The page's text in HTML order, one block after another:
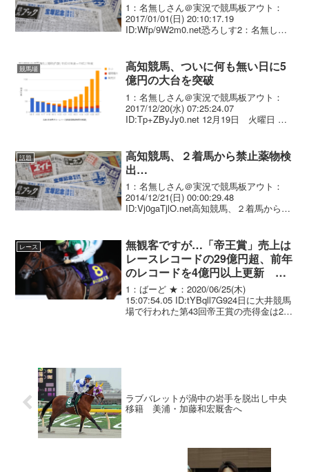
1：名無しさん＠実況で競馬板アウト：
2017/01/01(日) 20:10:17.19
ID:Wfp/9W2m0.net恐ろしす2：名無しさ
競馬場
高知競馬、ついに何も無い日に5
億円の大台を突破
1：名無しさん＠実況で競馬板アウト：
2017/12/20(水) 07:25:24.07
ID:Tp+ZByJy0.net 12月19日 火曜日 浦
話題
高知競馬、２着馬から禁止薬物検
出…
1：名無しさん＠実況で競馬板アウト：
2014/12/21(日) 00:00:29.48
ID:Vj0gaTjlO.net高知競馬、２着馬から禁
開かれた第１２回高知競馬に...
レース
無観客ですが…「帝王賞」売上は
レースレコードの29億円超、前年
のレコードを4億円以上更新 大
井･Jpn1
1：ばーど ★：2020/06/25(木)
15:07:54.05 ID:tYBqll7G924日に大井競馬
場で行われた第43回帝王賞の売得金は29
ラブバレットが渦中の岩手を脱出し中央
移籍 美浦・加藤和宏厩舎へ